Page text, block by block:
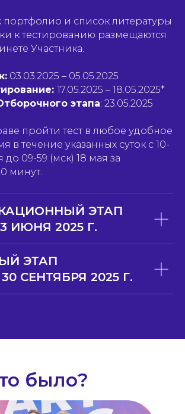
портфолио и список литературы
к тестированию размещаются
Участника.
03.03.2025 – 05.05.2025
17.05.2025 – 18.05.2025*
этапа: 23.05.2025
пройти тест в любое удобное
в течение указанных суток с 10-
до 09-59 (мск) 18 мая за
минут.
ЭТАП
ИЮНЯ 2025 Г.
ЭТАП
СЕНТЯБРЯ 2025 Г.
было?